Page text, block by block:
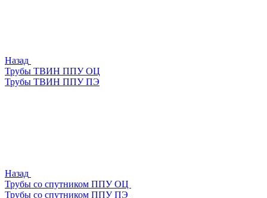
Назад
Трубы ТВИН ППУ ОЦ
Трубы ТВИН ППУ ПЭ
Назад
Трубы со спутником ППУ ОЦ
Трубы со спутником ППУ ПЭ